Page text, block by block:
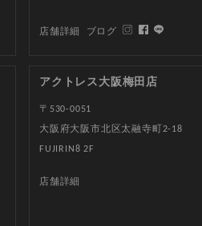
店舗詳細 ブログ
アクトレス大阪梅田店
〒530-0051
大阪府大阪市北区太融寺町2-18
FUJIRIN8 2F
店舗詳細